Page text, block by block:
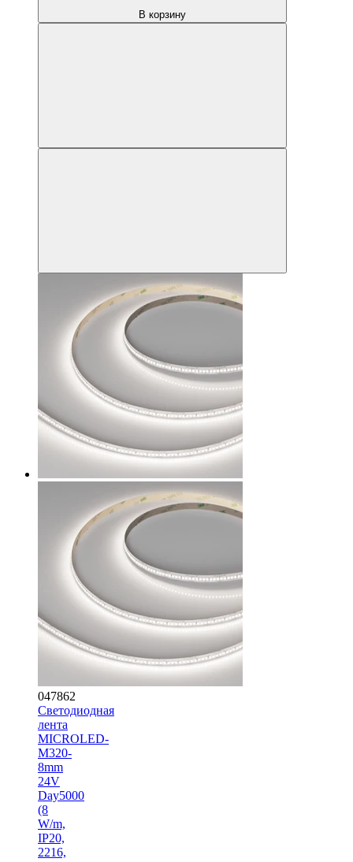
В корзину
047862
Светодиодная
лента
MICROLED-
M320-
8mm
24V
Day5000
(8
W/m,
IP20,
2216,